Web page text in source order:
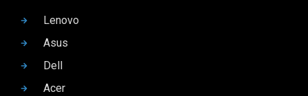
Lenovo
Asus
Dell
Acer